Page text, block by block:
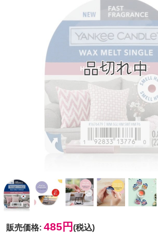
販売価格: 485円 (税込)